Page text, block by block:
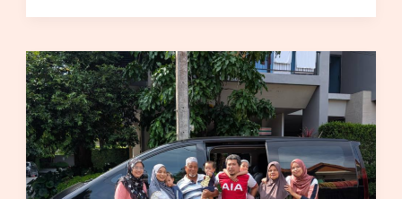
Kereta
Sewa
Seremban
2
–